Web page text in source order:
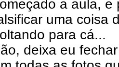
a aula, e
uma coisa
para cá...
deixa eu